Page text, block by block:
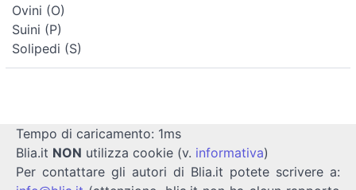
Ovini (O)
Suini (P)
Solipedi (S)
Tempo di caricamento: 1ms
Blia.it NON utilizza cookie (v. informativa)
Per contattare gli autori di Blia.it potete scrivere a: